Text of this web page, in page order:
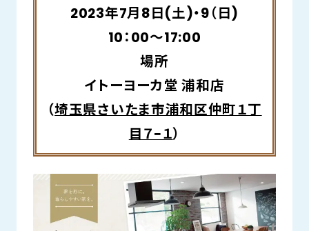
2023年7月8日(土)・9（日)
10：00～17:00
場所
イトーヨーカ堂 浦和店
（埼玉県さいたま市浦和区仲町１丁
目７−１）